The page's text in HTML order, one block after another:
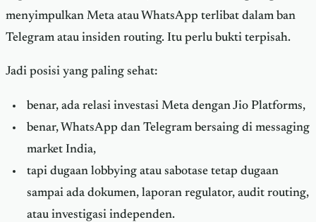
menyimpulkan Meta atau WhatsApp terlibat dalam ban
Telegram atau insiden routing. Itu perlu bukti terpisah.
Jadi posisi yang paling sehat:
benar, ada relasi investasi Meta dengan Jio Platforms,
benar, WhatsApp dan Telegram bersaing di messaging
market India,
tapi dugaan lobbying atau sabotase tetap dugaan
sampai ada dokumen, laporan regulator, audit routing,
atau investigasi independen.